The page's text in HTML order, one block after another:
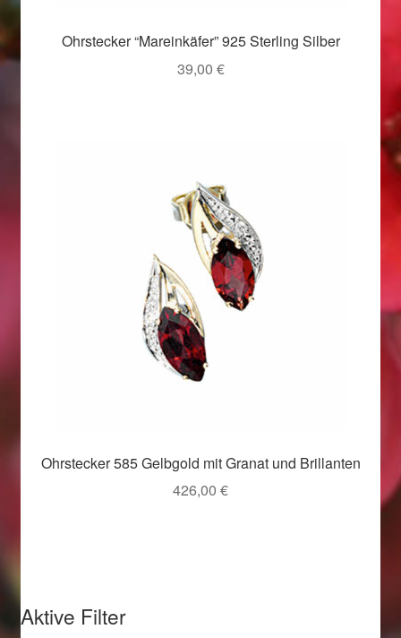
Valentinstag 2016
Weihnachtsangebote 2016
Weihnachtsangebote 2017
Weihnachtsangebote 2018
Weihnachtsangebote 2020
Woocommerce Predictive Search
Ohrstecker “Mareinkäfer” 925 Sterling Silber
39,00 €
Ohrstecker 585 Gelbgold mit Granat und Brillanten
426,00 €
Aktive Filter